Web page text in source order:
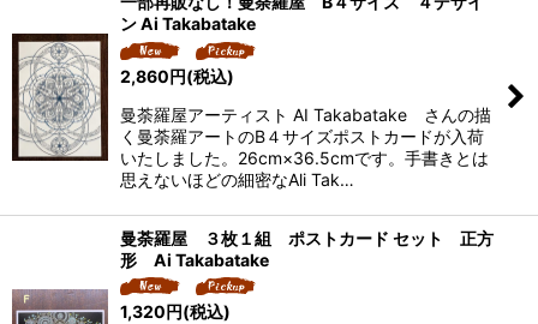
ン Ai Takabatake
2,860円(税込)
曼荼羅屋アーティスト AI Takabatake さんの描
く曼荼羅アートのB４サイズポストカードが入荷
いたしました。26cm×36.5cmです。手書きとは
思えないほどの細密なAli Tak…
曼荼羅屋 ３枚１組 ポストカード セット 正方
形 Ai Takabatake
1,320円(税込)